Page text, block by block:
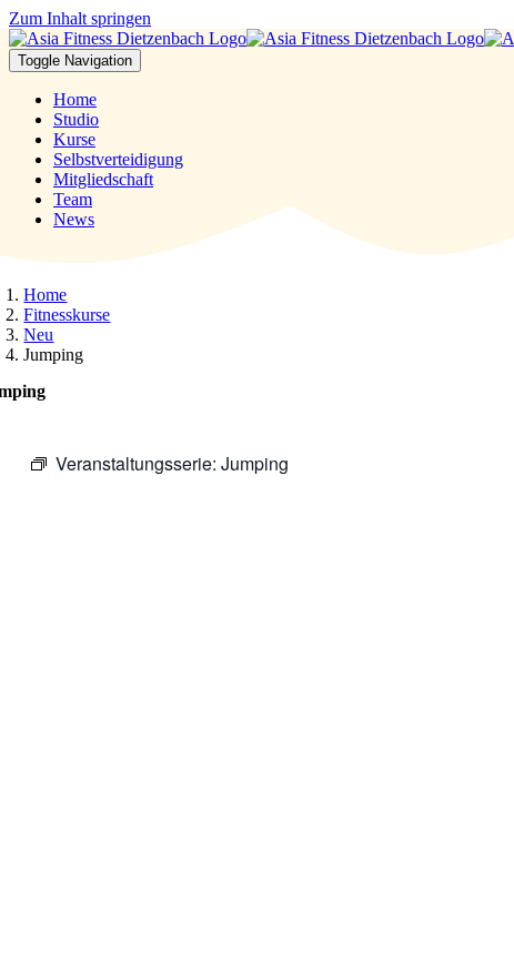
Zum Inhalt springen
Toggle Navigation
Home
Studio
Kurse
Selbstverteidigung
Mitgliedschaft
Team
News
Home
Fitnesskurse
Neu
Jumping
Veranstaltungsserie: Jumping